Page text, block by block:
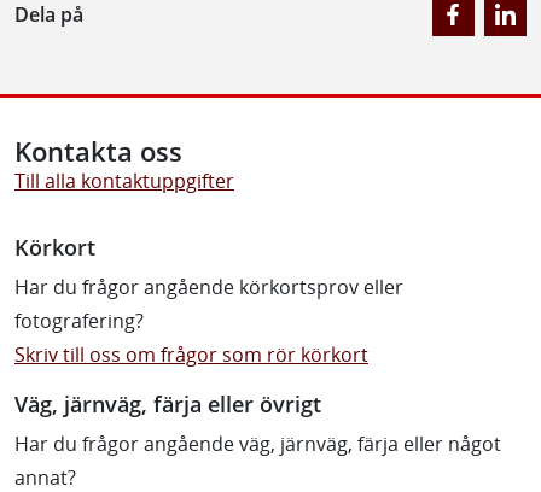
Dela på
Kontakta oss
Till alla kontaktuppgifter
Körkort
Har du frågor angående körkortsprov eller
fotografering?
Skriv till oss om frågor som rör körkort
Väg, järnväg, färja eller övrigt
Har du frågor angående väg, järnväg, färja eller något
annat?